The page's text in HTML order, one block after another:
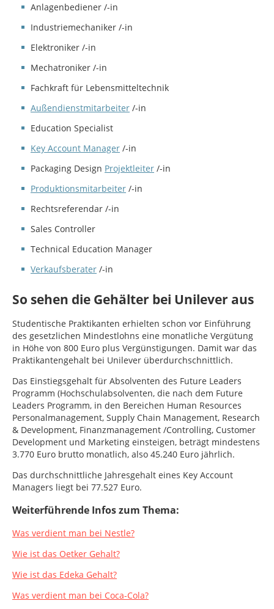
Anlagenbediener /-in
Industriemechaniker /-in
Elektroniker /-in
Mechatroniker /-in
Fachkraft für Lebensmitteltechnik
Außendienstmitarbeiter /-in
Education Specialist
Key Account Manager /-in
Packaging Design Projektleiter /-in
Produktionsmitarbeiter /-in
Rechtsreferendar /-in
Sales Controller
Technical Education Manager
Verkaufsberater /-in
So sehen die Gehälter bei Unilever aus
Studentische Praktikanten erhielten schon vor Einführung
des gesetzlichen Mindestlohns eine monatliche Vergütung
in Höhe von 800 Euro plus Vergünstigungen. Damit war das
Praktikantengehalt bei Unilever überdurchschnittlich.
Das Einstiegsgehalt für Absolventen des Future Leaders
Programm (Hochschulabsolventen, die nach dem Future
Leaders Programm, in den Bereichen Human Resources
Personalmanagement, Supply Chain Management, Research
& Development, Finanzmanagement /Controlling, Customer
Development und Marketing einsteigen, beträgt mindestens
3.770 Euro brutto monatlich, also 45.240 Euro jährlich.
Das durchschnittliche Jahresgehalt eines Key Account
Managers liegt bei 77.527 Euro.
Weiterführende Infos zum Thema:
Was verdient man bei Nestle?
Wie ist das Oetker Gehalt?
Wie ist das Edeka Gehalt?
Was verdient man bei Coca-Cola?